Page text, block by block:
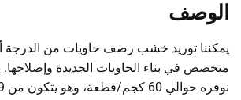
شهادة
معامل
المرونة
فوق 6000N، 8000N، 10000N
الحمولة
الوصف
يمكننا توريد خشب رصف حاويات من الدرجة أ
متخصص في بناء الحاويات الجديدة